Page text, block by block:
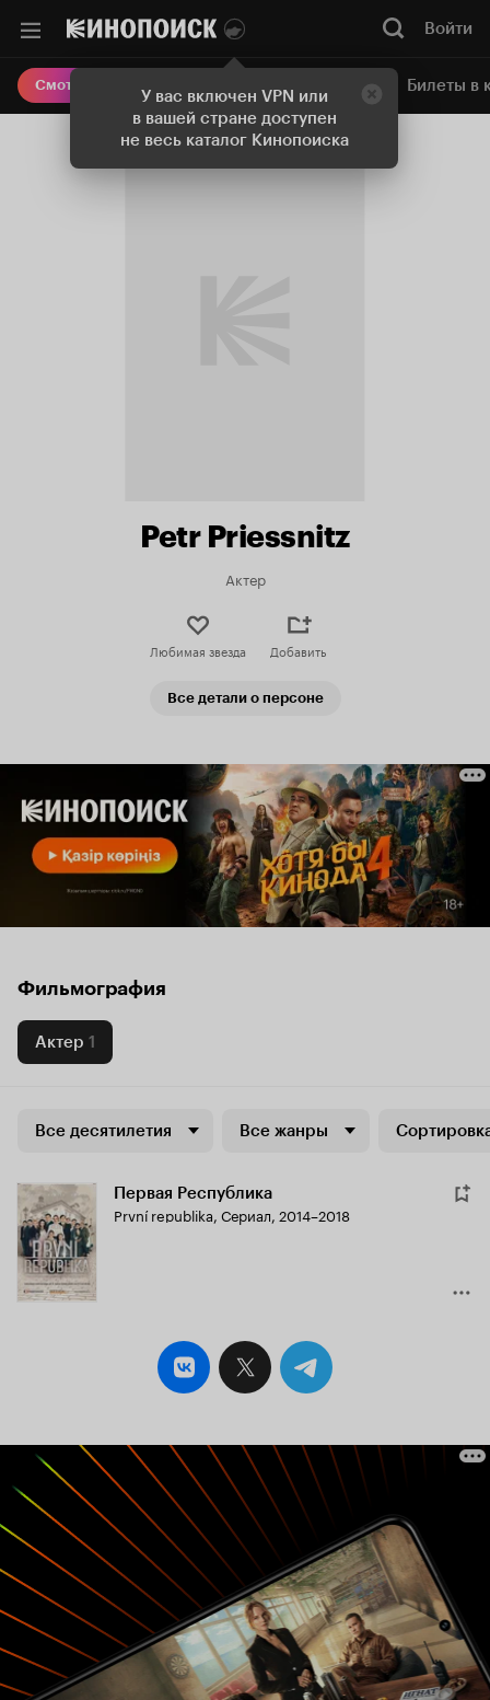
У вас включен VPN или
в вашей стране доступен
не весь каталог Кинопоиска
Войти
Смотреть кино Онлайн-кинотеатр Билеты в
Petr Priessnitz
Актер
Любимая звезда Добавить
Все детали о персоне
Фильмография
Актер 1
Все десятилетия Все жанры
Первая Республика
První republika, Сериал, 2014–2018